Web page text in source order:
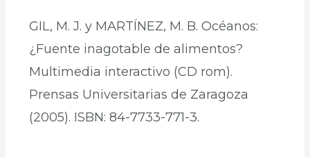
GIL, M. J. y MARTÍNEZ, M. B. Océanos:
¿Fuente inagotable de alimentos?
Multimedia interactivo (CD rom).
Prensas Universitarias de Zaragoza
(2005). ISBN: 84-7733-771-3.